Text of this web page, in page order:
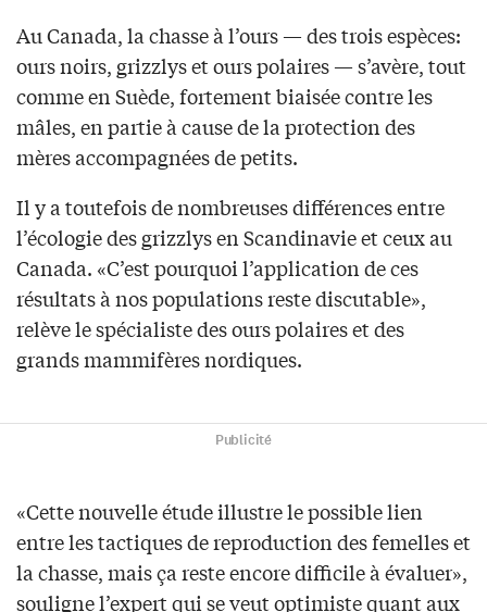
Au Canada, la chasse à l’ours — des trois espèces:
ours noirs, grizzlys et ours polaires — s’avère, tout
comme en Suède, fortement biaisée contre les
mâles, en partie à cause de la protection des
mères accompagnées de petits.
Il y a toutefois de nombreuses différences entre
l’écologie des grizzlys en Scandinavie et ceux au
Canada. «C’est pourquoi l’application de ces
résultats à nos populations reste discutable»,
relève le spécialiste des ours polaires et des
grands mammifères nordiques.
Publicité
«Cette nouvelle étude illustre le possible lien
entre les tactiques de reproduction des femelles et
la chasse, mais ça reste encore difficile à évaluer»,
souligne l’expert qui se veut optimiste quant aux